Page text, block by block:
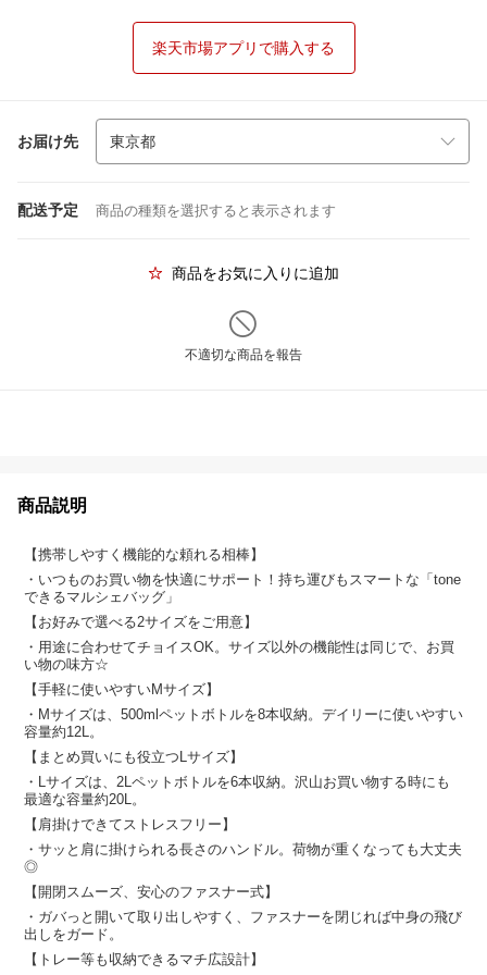
楽天市場アプリで購入する
お届け先
配送予定 商品の種類を選択すると表示されます
商品をお気に入りに追加
不適切な商品を報告
商品説明
【携帯しやすく機能的な頼れる相棒】
・いつものお買い物を快適にサポート！持ち運びもスマートな「tone
できるマルシェバッグ」
【お好みで選べる2サイズをご用意】
・用途に合わせてチョイスOK。サイズ以外の機能性は同じで、お買
い物の味方☆
【手軽に使いやすいMサイズ】
・Mサイズは、500mlペットボトルを8本収納。デイリーに使いやすい
容量約12L。
【まとめ買いにも役立つLサイズ】
・Lサイズは、2Lペットボトルを6本収納。沢山お買い物する時にも
最適な容量約20L。
【肩掛けできてストレスフリー】
・サッと肩に掛けられる長さのハンドル。荷物が重くなっても大丈夫
◎
【開閉スムーズ、安心のファスナー式】
・ガバっと開いて取り出しやすく、ファスナーを閉じれば中身の飛び
出しをガード。
【トレー等も収納できるマチ広設計】